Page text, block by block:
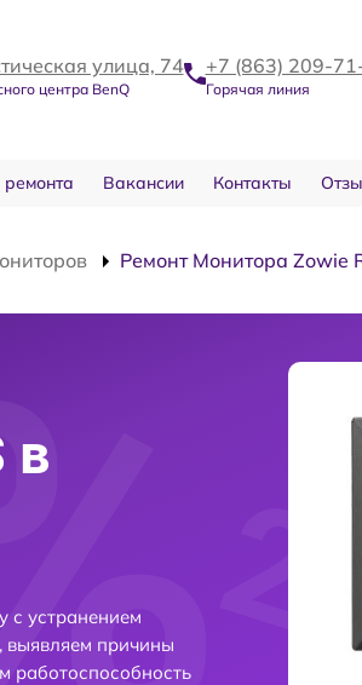
улица, 74
центра BenQ
+7 (863) 209-
Горячая линия
Вакансии Контакты
Ремонт Монитора Zowie
в
с устранением
выявляем причины
работоспособность